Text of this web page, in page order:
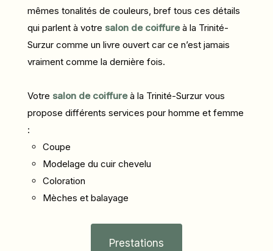
mêmes tonalités de couleurs, bref tous ces détails
qui parlent à votre salon de coiffureà la Trinité-
Surzur comme un livre ouvert car ce n’est jamais
vraiment comme la dernière fois.
Votre salon de coiffureà la Trinité-Surzur vous
propose différents services pour homme et femme
:
Coupe
Modelage du cuir chevelu
Coloration
Mèches et balayage
Prestations